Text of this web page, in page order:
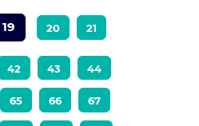
19 20 21
42 43 44
65 66 67